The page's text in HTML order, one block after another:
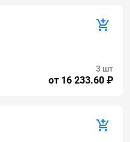
от 16 233.60 ₽
3 шт